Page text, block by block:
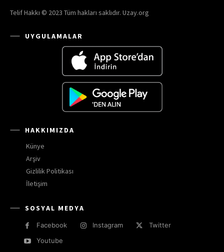
Telif Hakkı © 2023 Tüm hakları saklıdır. Uzay.org
UYGULAMALAR
HAKKIMIZDA
Künye
Arşiv
Gizlilik Politikası
İletişim
SOSYAL MEDYA
Facebook Instagram
Twitter
Youtube